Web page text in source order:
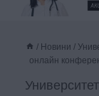
/ Новини /
онлайн